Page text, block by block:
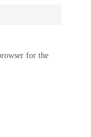
for the